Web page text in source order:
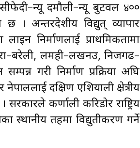
दमौली–न्यू बुटवल ४००
छ । अन्तरदेशीय विद्युत् व्यापार
निर्माणलाई प्राथमिकतामा
लमही–लखनउ, निजगढ–
गरी निर्माण प्रक्रिया अघि
दक्षिण एशियाली क्षेत्रीय
कर्णाली करिडोर राष्ट्रिय
स्थानीय तहमा विद्युतीकरण गर्ने